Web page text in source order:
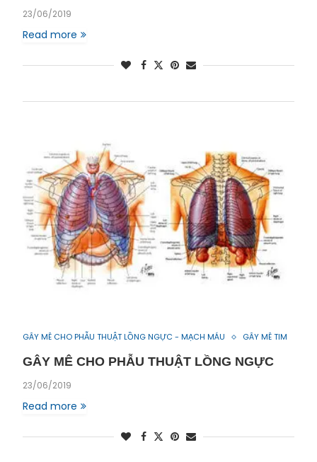
23/06/2019
Read more
GÂY MÊ CHO PHẪU THUẬT LỒNG NGỰC - MẠCH MÁU GÂY MÊ TIM
GÂY MÊ CHO PHẪU THUẬT LỒNG NGỰC
23/06/2019
Read more